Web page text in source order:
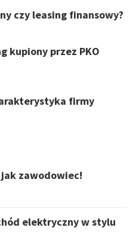
czy leasing finansowy?
kupiony przez PKO
firmy
zawodowiec!
elektryczny w stylu